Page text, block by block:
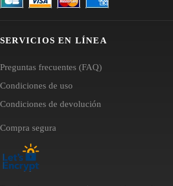
SERVICIOS EN LÍNEA
Preguntas frecuentes (FAQ)
Condiciones de uso
Condiciones de devolución
Compra segura